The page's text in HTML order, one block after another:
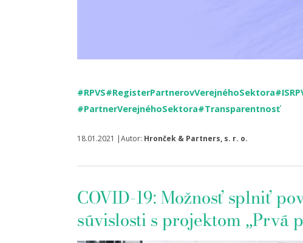
#RPVS#RegisterPartnerovVerejnéhoSektora
#PartnerVerejnéhoSektora#Transparentnosť
18.01.2021 |Autor: Hronček & Partners, s. r. o.
COVID-19: Možnosť splniť
súvislosti s projektom „Prvá